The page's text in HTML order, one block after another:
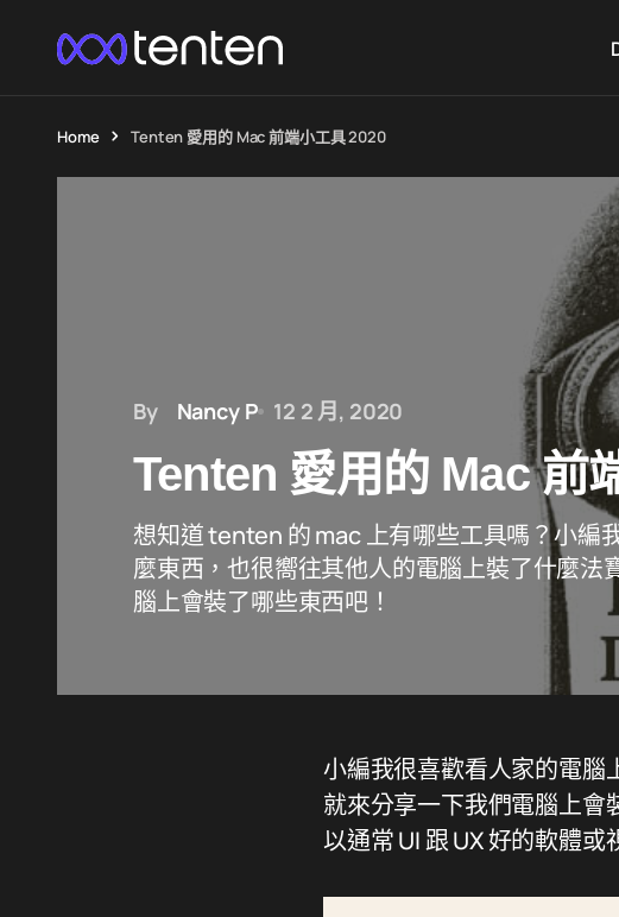
Home Tenten 愛用的 Mac 前端小工具 2020
By Nancy P 12 2 月, 2020
Tenten 愛用的 Mac 前
想知道 tenten 的 mac 上有哪些工具嗎？小編
麼東西，也很嚮往其他人的電腦上裝了什麼法
腦上會裝了哪些東西吧！
小編我很喜歡看人家的電腦
就來分享一下我們電腦上會
以通常 UI 跟 UX 好的軟體